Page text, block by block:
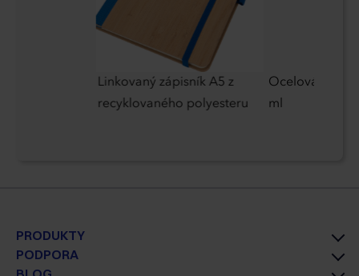
Linkovaný zápisník A5 z
recyklovaného polyesteru
Ocelová
ml
PRODUKTY
PODPORA